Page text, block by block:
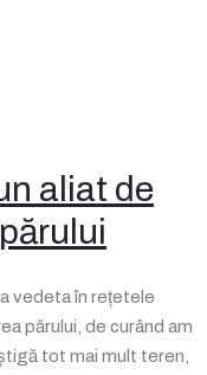
aliat de
vedeta în rețetele
părului, de curând am
tot mai mult teren,